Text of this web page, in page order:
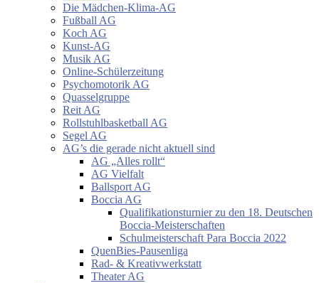
Die Mädchen-Klima-AG
Fußball AG
Koch AG
Kunst-AG
Musik AG
Online-Schülerzeitung
Psychomotorik AG
Quasselgruppe
Reit AG
Rollstuhlbasketball AG
Segel AG
AG’s die gerade nicht aktuell sind
AG „Alles rollt“
AG Vielfalt
Ballsport AG
Boccia AG
Qualifikationsturnier zu den 18. Deutschen
Boccia-Meisterschaften
Schulmeisterschaft Para Boccia 2022
QuenBies-Pausenliga
Rad- & Kreativwerkstatt
Theater AG